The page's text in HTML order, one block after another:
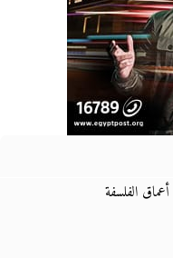
الفلسفة